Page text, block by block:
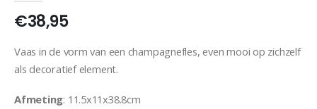
€38,95
Vaas in de vorm van een champagnefles, even mooi op zichzelf
als decoratief element.
Afmeting: 11.5x11x38.8cm